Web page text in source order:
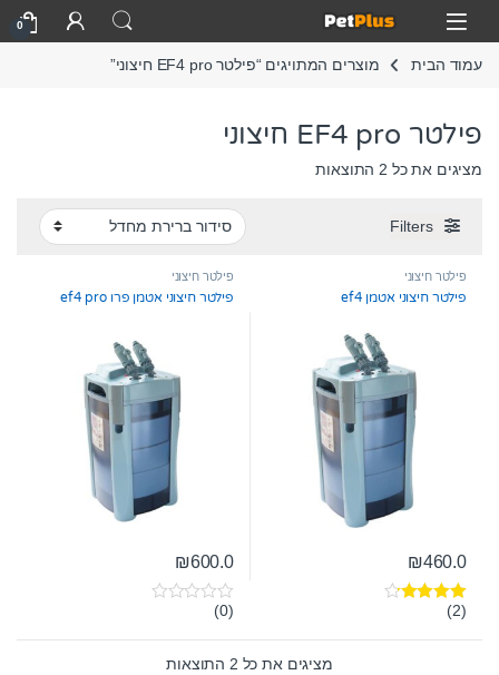
Skip to navigation
Skip to content
Open
0
עמוד הבית מוצרים המתויגים “פילטר EF4 pro חיצוני”
פילטר EF4 pro חיצוני
מציגים את כל ⁦2⁩ התוצאות
Filters
פילטר חיצוני
פילטר חיצוני אטמן ef4
₪460.0
דורג(2)
פילטר חיצוני
פילטר חיצוני אטמן פרו ef4 pro
₪600.0
0
u
t
(0)
מציגים את כל ⁦2⁩ התוצאות